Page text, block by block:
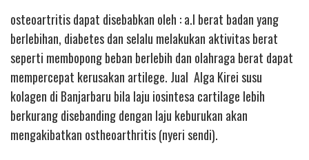
osteoartritis dapat disebabkan oleh : a.l berat badan yang
berlebihan, diabetes dan selalu melakukan aktivitas berat
seperti membopong beban berlebih dan olahraga berat dapat
mempercepat kerusakan artilege. Jual Alga Kirei susu
kolagen di Banjarbaru bila laju iosintesa cartilage lebih
berkurang disebanding dengan laju keburukan akan
mengakibatkan ostheoarthritis (nyeri sendi).